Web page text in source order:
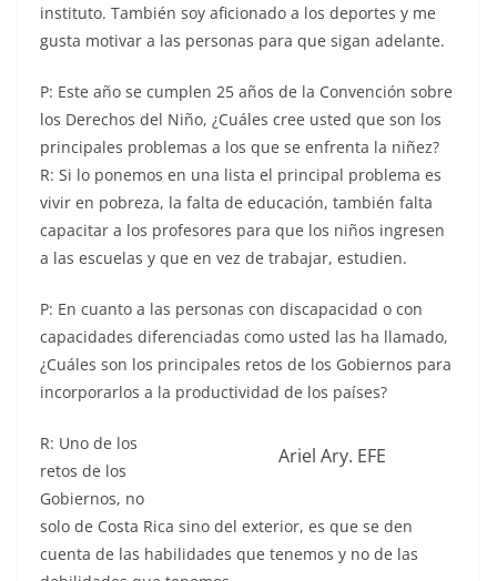
instituto. También soy aficionado a los deportes y me
gusta motivar a las personas para que sigan adelante.
P: Este año se cumplen 25 años de la Convención sobre
los Derechos del Niño, ¿Cuáles cree usted que son los
principales problemas a los que se enfrenta la niñez?
R: Si lo ponemos en una lista el principal problema es
vivir en pobreza, la falta de educación, también falta
capacitar a los profesores para que los niños ingresen
a las escuelas y que en vez de trabajar, estudien.
P: En cuanto a las personas con discapacidad o con
capacidades diferenciadas como usted las ha llamado,
¿Cuáles son los principales retos de los Gobiernos para
incorporarlos a la productividad de los países?
Ariel Ary. EFE
R: Uno de los
retos de los
Gobiernos, no
solo de Costa Rica sino del exterior, es que se den
cuenta de las habilidades que tenemos y no de las